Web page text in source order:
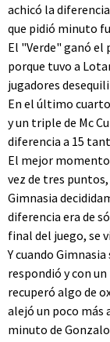
achicó la
que pidió minuto
El "Verde" ganó el
porque tuvo a
jugadores
En el último
y un triple de Mc
diferencia a 15
El mejor
vez de tres puntos,
Gimnasia
diferencia era de
final del juego, se
Y cuando
respondió y con
recuperó algo de
alejó un poco más
minuto de Gonzalo